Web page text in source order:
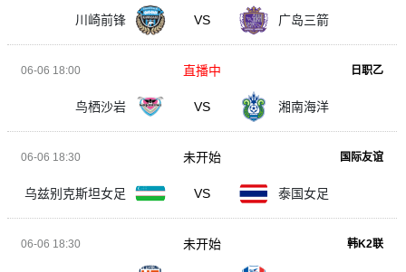
川崎前锋 VS 广岛三箭
06-06 18:00 日职乙
鸟栖沙岩 VS 湘南海洋
直播中
06-06 18:30 国际友谊
乌兹别克斯坦女足 VS 泰国女足
未开始
06-06 18:30 韩K2联
未开始